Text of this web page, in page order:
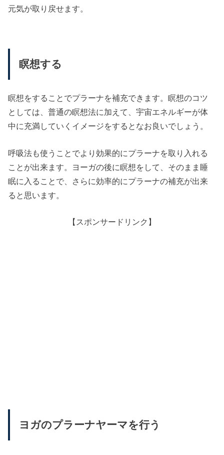
元気が取り戻せます。
瞑想する
瞑想をすることでプラーナを補充できます。瞑想のコツ
としては、普通の瞑想法に加えて、宇宙エネルギーが体
中に充満していくイメージをするとなお良いでしょう。
呼吸法も使うことでより効果的にプラーナを取り入れる
ことが出来ます。ヨーガの後に瞑想をして、そのまま睡
眠に入ることで、さらに効率的にプラーナの補充が出来
ると思います。
【スポンサードリンク】
ヨガのプラーナヤーマを行う